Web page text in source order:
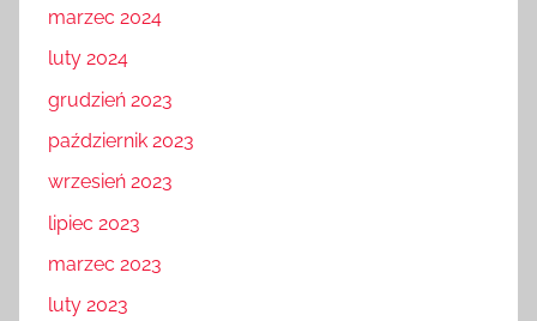
marzec 2024
luty 2024
grudzień 2023
październik 2023
wrzesień 2023
lipiec 2023
marzec 2023
luty 2023